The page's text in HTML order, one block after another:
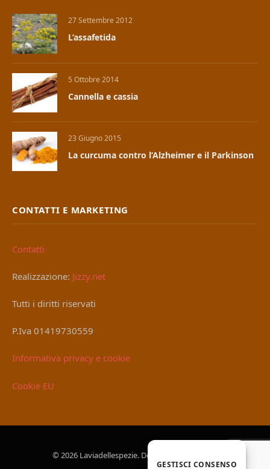
27 Settembre 2012
L’assafetida
5 Ottobre 2014
Cannella e cassia
23 Giugno 2015
La curcuma contro l’Alzheimer e il Parkinson
CONTATTI E MARKETING
Contatti
Realizzazione: Jizzy.net
Tutti i diritti riservati
P.Iva 01419730559
Informativa privacy e cookie
Cookie EU
© 2026 Laviadellespezie. Designed by
GESTISCI CONSENSO